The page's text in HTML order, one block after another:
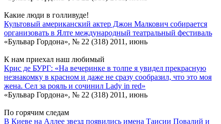
Какие люди в голливуде!
Культовый американский актер Джон Малкович собирается
организовать в Ялте международный театральный фестиваль
«Бульвар Гордона», № 22 (318) 2011, июнь
К нам приехал наш любимый
Крис де БУРГ: «На вечеринке в толпе я увидел прекрасную
незнакомку в красном и даже не сразу сообразил, что это моя
жена. Сел за рояль и сочинил Lady in red»
«Бульвар Гордона», № 22 (318) 2011, июнь
По горячим следам
В Киеве на Аллее звезд появились имена Таисии Повалий и